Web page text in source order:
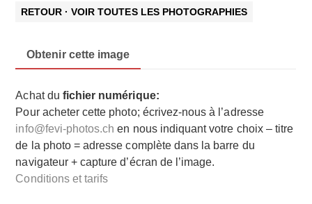
RETOUR · VOIR TOUTES LES PHOTOGRAPHIES
Obtenir cette image
Achat du fichier numérique:
Pour acheter cette photo; écrivez-nous à l’adresse
info@fevi-photos.ch en nous indiquant votre choix – titre
de la photo = adresse complète dans la barre du
navigateur + capture d’écran de l’image.
Conditions et tarifs